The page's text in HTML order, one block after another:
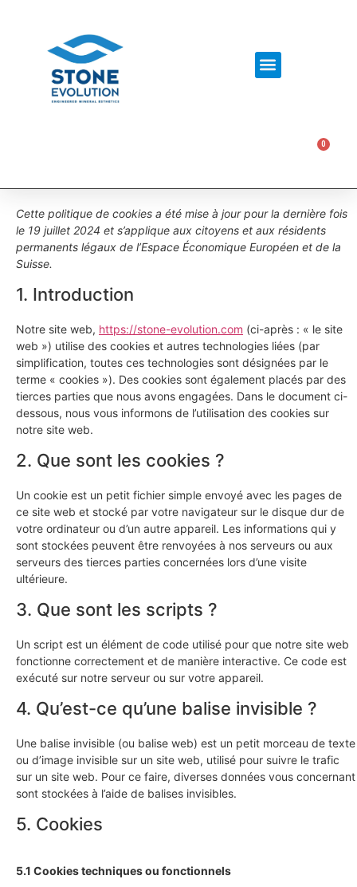
0
Cette politique de cookies a été mise à jour pour la dernière fois
le 19 juillet 2024 et s’applique aux citoyens et aux résidents
permanents légaux de l’Espace Économique Européen et de la
Suisse.
1. Introduction
Notre site web, https://stone-evolution.com (ci-après : « le site
web ») utilise des cookies et autres technologies liées (par
simplification, toutes ces technologies sont désignées par le
terme « cookies »). Des cookies sont également placés par des
tierces parties que nous avons engagées. Dans le document ci-
dessous, nous vous informons de l’utilisation des cookies sur
notre site web.
2. Que sont les cookies ?
Un cookie est un petit fichier simple envoyé avec les pages de
ce site web et stocké par votre navigateur sur le disque dur de
votre ordinateur ou d’un autre appareil. Les informations qui y
sont stockées peuvent être renvoyées à nos serveurs ou aux
serveurs des tierces parties concernées lors d’une visite
ultérieure.
3. Que sont les scripts ?
Un script est un élément de code utilisé pour que notre site web
fonctionne correctement et de manière interactive. Ce code est
exécuté sur notre serveur ou sur votre appareil.
4. Qu’est-ce qu’une balise invisible ?
Une balise invisible (ou balise web) est un petit morceau de texte
ou d’image invisible sur un site web, utilisé pour suivre le trafic
sur un site web. Pour ce faire, diverses données vous concernant
sont stockées à l’aide de balises invisibles.
5. Cookies
5.1 Cookies techniques ou fonctionnels